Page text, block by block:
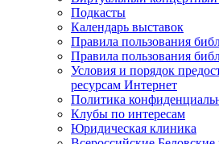
Подкасты
Календарь выставок
Правила пользования
Правила пользования
Условия и порядок
ресурсам Интернет
Политика
Клубы по интересам
Юридическая клиника